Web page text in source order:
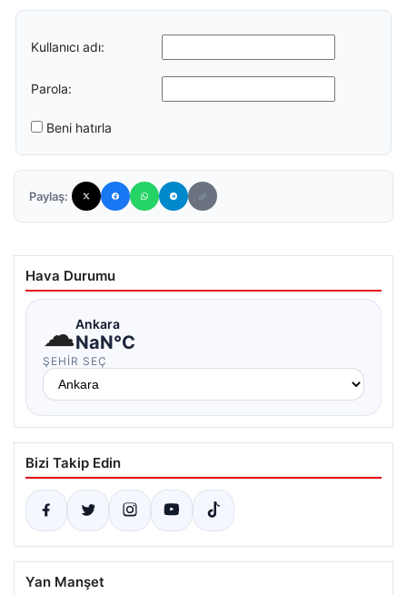
Kullanıcı adı:
Parola:
Beni hatırla
Paylaş:
Hava Durumu
☁Ankara
NaN°C
ŞEHIR SEÇ
Bizi Takip Edin
Yan Manşet